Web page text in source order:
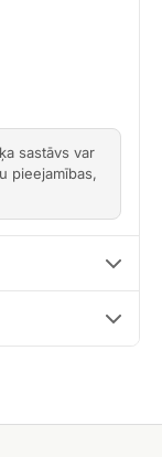
sastāvs var
pieejamības,